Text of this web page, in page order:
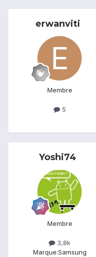
erwanviti
Membre
5
Yoshi74
Membre
3,8k
Marque:Samsung